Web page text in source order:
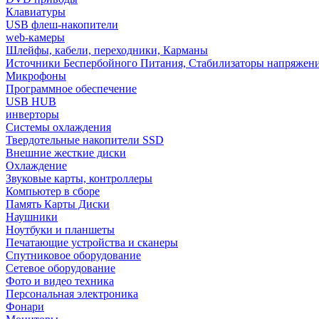
Клавиатуры
USB флеш-накопители
web-камеры
Шлейфы, кабели, переходники, Карманы
Источники Беспербойного Питания, Стабилизаторы
Микрофоны
Программное обеспечение
USB HUB
инверторы
Системы охлаждения
Твердотельные накопители SSD
Внешние жесткие диски
Охлаждение
Звуковые карты, контроллеры
Компьютер в сборе
Память Карты Диски
Наушники
Ноутбуки и планшеты
Печатающие устройства и сканеры
Спутниковое оборудование
Сетевое оборудование
Фото и видео техника
Персональная электроника
Фонари